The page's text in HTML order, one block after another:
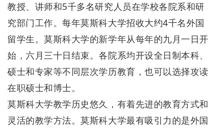
教授、讲师和5千多名研究人员在学校各院系和研
究部门工作。每年莫斯科大学招收大约4千名外国
留学生。莫斯科大学的新学年从每年的九月一日开
始，六月三十日结束。各院系均开设全日制本科、
硕士和专家等不同层次学历教育，也可以选择攻读
在职硕士和博士。
莫斯科大学教学历史悠久，有着先进的教育方式和
灵活的教学方法。莫斯科大学最有吸引力的是外国